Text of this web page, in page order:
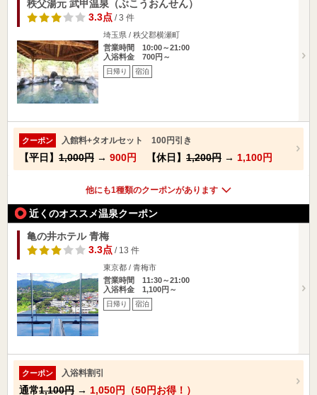
秩父湯元 武甲温泉（ぶこうおんせん）
3.3点/ 3 件
埼玉県 / 秩父郡横瀬町
営業時間 10:00～21:00
入浴料金 700円～
日帰り 宿泊
クーポン 入館料+タオルセット 100円引き
【平日】 1,000円 → 900円 【休日】 1,200円 → 1,100円
他にも1種類のクーポンがあります
近くのオススメ温泉クーポン
亀の井ホテル 青梅
3.3点/ 13 件
東京都 / 青梅市
営業時間 11:30～21:00
入浴料金 1,100円～
日帰り 宿泊
クーポン 入浴料割引
通常1,100円 → 1,050円（50円お得！）